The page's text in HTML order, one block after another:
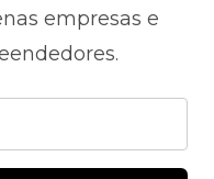
empresas e